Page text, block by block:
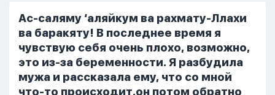
От родных же людей.
Ас-саляму ‘аляйкум ва рахмату-Ллахи
ва баракяту! В последнее время я
чувствую себя очень плохо, возможно,
это из-за беременности. Я разбудила
мужа и рассказала ему, что со мной
что-то происходит,он потом обратно